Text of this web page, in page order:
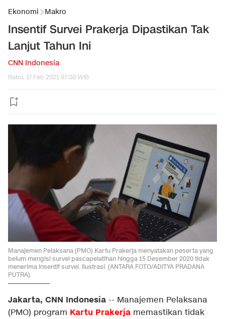
Ekonomi Makro
Insentif Survei Prakerja Dipastikan Tak
Lanjut Tahun Ini
CNN Indonesia
Rabu, 17 Feb 2021 07:30 WIB
Manajemen Pelaksana (PMO) Kartu Prakerja menyatakan peserta yang
belum mengisi survei pascapelatihan hingga 15 Desember 2020 tidak
menerima insentif survei. Ilustrasi. (ANTARA FOTO/ADITYA PRADANA
PUTRA).
Jakarta, CNN Indonesia -- Manajemen Pelaksana
(PMO) program Kartu Prakerja memastikan tidak